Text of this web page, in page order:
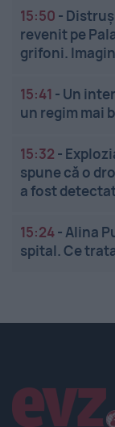
15:50 -
revenit pe
grifoni.
15:41 - Un
un regim mai
15:32 -
spune că o
a fost
15:24-Alina
spital. Ce
Linkuri utile